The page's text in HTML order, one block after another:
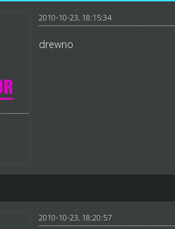
2010-10-23, 18:15:34
drewno
2010-10-23, 18:20:57